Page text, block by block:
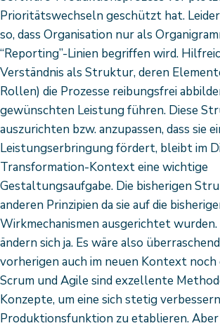
Prioritätswechseln geschützt hat.
so, dass Organisation nur als
“Reporting”-Linien begriffen wird.
Verständnis als Struktur, deren
Rollen) die Prozesse reibungsfrei
gewünschten Leistung führen. Diese
auszurichten bzw. anzupassen, dass sie
Leistungserbringung fördert, bleibt im
Transformation-Kontext eine wichtige
Gestaltungsaufgabe. Die bisherigen
anderen Prinzipien da sie auf die
Wirkmechanismen ausgerichtet wurden.
ändern sich ja. Es wäre also
vorherigen auch im neuen Kontext
Scrum und Agile sind exzellente
Konzepte, um eine sich stetig
Produktionsfunktion zu etablieren. Aber